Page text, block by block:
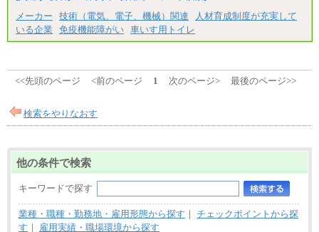
メーカー
技術（電気、電子、機械）関連
人材育成制度が充実して
いる企業
免疫機能障がい 車いす用トイレ
<<先頭のページ <前のページ 1 次のページ> 最後のページ>>
検索をやりなおす
他の条件で検索
キーワードで探す
業種・職種・勤務地・雇用形態から探す ｜ チェックポイントから探
す ｜ 雇用実績・職場環境から探す